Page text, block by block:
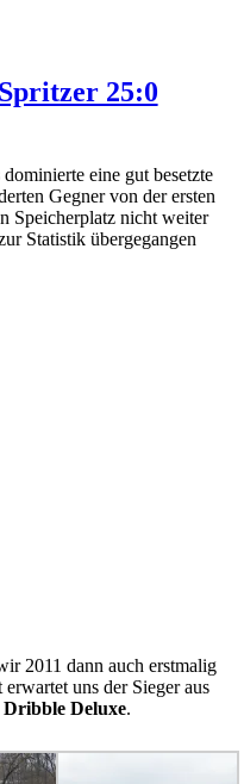
25:0
dominierte eine gut besetzte
Gegner von der ersten
Speicherplatz nicht weiter
Statistik übergegangen
2011 dann auch erstmalig
uns der Sieger aus
Dribble Deluxe.